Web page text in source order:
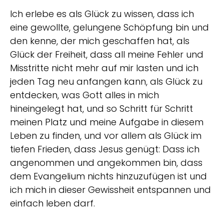
Ich erlebe es als Glück zu wissen, dass ich
eine gewollte, gelungene Schöpfung bin und
den kenne, der mich geschaffen hat, als
Glück der Freiheit, dass all meine Fehler und
Misstritte nicht mehr auf mir lasten und ich
jeden Tag neu anfangen kann, als Glück zu
entdecken, was Gott alles in mich
hineingelegt hat, und so Schritt für Schritt
meinen Platz und meine Aufgabe in diesem
Leben zu finden, und vor allem als Glück im
tiefen Frieden, dass Jesus genügt: Dass ich
angenommen und angekommen bin, dass
dem Evangelium nichts hinzuzufügen ist und
ich mich in dieser Gewissheit entspannen und
einfach leben darf.